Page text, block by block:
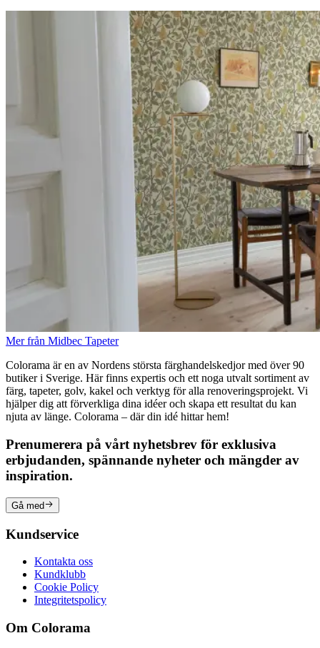
Mer från Midbec Tapeter
Colorama är en av Nordens största färghandelskedjor med över 90
butiker i Sverige. Här finns expertis och ett noga utvalt sortiment av
färg, tapeter, golv, kakel och verktyg för alla renoveringsprojekt. Vi
hjälper dig att förverkliga dina idéer och skapa ett resultat du kan
njuta av länge. Colorama – där din idé hittar hem!
Prenumerera på vårt nyhetsbrev för exklusiva
erbjudanden, spännande nyheter och mängder av
inspiration.
Gå med
Kundservice
Kontakta oss
Kundklubb
Cookie Policy
Integritetspolicy
Om Colorama